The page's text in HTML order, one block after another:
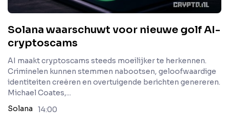
Solana waarschuwt voor nieuwe golf AI-
cryptoscams
AI maakt cryptoscams steeds moeilijker te herkennen.
Criminelen kunnen stemmen nabootsen, geloofwaardige
identiteiten creëren en overtuigende berichten genereren.
Michael Coates,...
Solana
14:00